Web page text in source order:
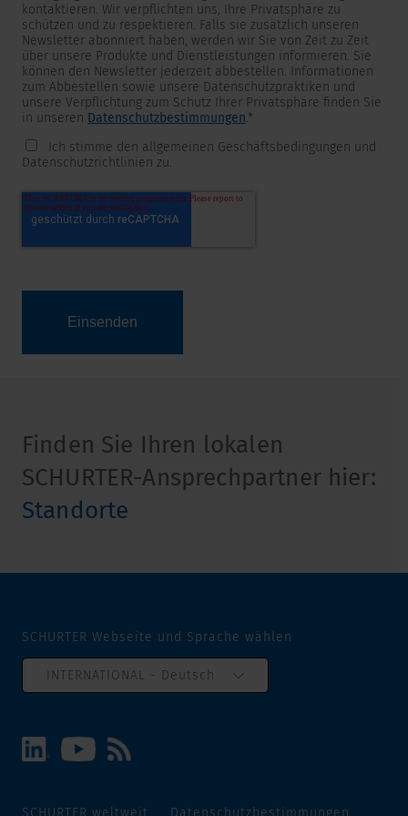
kontaktieren. Wir verpflichten uns, Ihre Privatsphäre zu
schützen und zu respektieren. Falls sie zusätzlich unseren
Newsletter abonniert haben, werden wir Sie von Zeit zu Zeit
über unsere Produkte und Dienstleistungen informieren. Sie
können den Newsletter jederzeit abbestellen. Informationen
zum Abbestellen sowie unsere Datenschutzpraktiken und
unsere Verpflichtung zum Schutz Ihrer Privatsphäre finden Sie
in unseren Datenschutzbestimmungen.*
Ich stimme den allgemeinen Geschäftsbedingungen und
Datenschutzrichtlinien zu.
Finden Sie Ihren lokalen
SCHURTER-Ansprechpartner hier:
Standorte
SCHURTER Webseite und Sprache wählen
INTERNATIONAL - Deutsch
SCHURTER weltweit Datenschutzbestimmungen